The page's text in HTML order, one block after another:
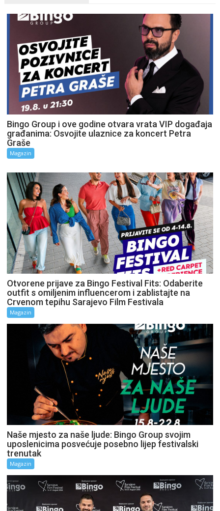
Bingo Group i ove godine otvara vrata VIP događaja
građanima: Osvojite ulaznice za koncert Petra
Graše
Magazin
Otvorene prijave za Bingo Festival Fits: Odaberite
outfit s omiljenim influencerom i zablistajte na
Crvenom tepihu Sarajevo Film Festivala
Magazin
Naše mjesto za naše ljude: Bingo Group svojim
uposlenicima posvećuje posebno lijep festivalski
trenutak
Magazin